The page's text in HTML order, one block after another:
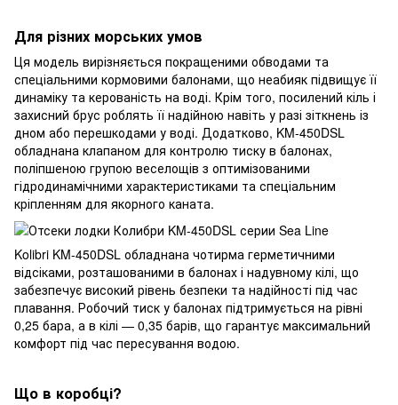
Для різних морських умов
Ця модель вирізняється покращеними обводами та
спеціальними кормовими балонами, що неабияк підвищує її
динаміку та керованість на воді. Крім того, посилений кіль і
захисний брус роблять її надійною навіть у разі зіткнень із
дном або перешкодами у воді. Додатково, KM-450DSL
обладнана клапаном для контролю тиску в балонах,
поліпшеною групою веселощів з оптимізованими
гідродинамічними характеристиками та спеціальним
кріпленням для якорного каната.
Kolibri KM-450DSL обладнана чотирма герметичними
відсіками, розташованими в балонах і надувному кілі, що
забезпечує високий рівень безпеки та надійності під час
плавання. Робочий тиск у балонах підтримується на рівні
0,25 бара, а в кілі — 0,35 барів, що гарантує максимальний
комфорт під час пересування водою.
Що в коробці?